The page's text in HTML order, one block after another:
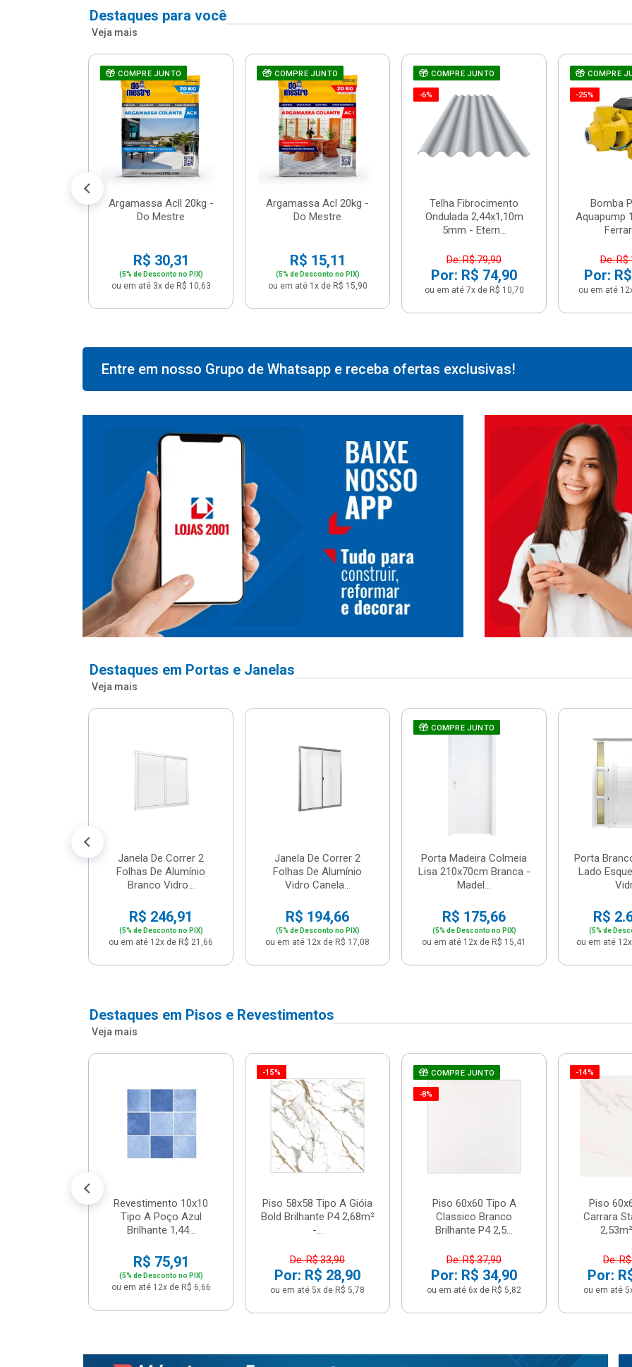
Destaques para você
Veja mais
COMPRE JUNTO
Argamassa Acll 20kg -
Do Mestre
R$ 30,31
(5% de Desconto no PIX)
ou em até 3x de R$ 10,63
COMPRE JUNTO
Argamassa Acl 20kg -
Do Mestre
R$ 15,11
(5% de Desconto no PIX)
ou em até 1x de R$ 15,90
COMPRE JUNTO
-6%
Telha Fibrocimento
Ondulada 2,44x1,10m
5mm - Etern...
De: R$ 79,90
Por: R$ 74,90
ou em até 7x de R$ 10,70
COMPRE
-25%
Bomba
Aquapump
De: R$
Por:
ou em até
Entre em nosso Grupo de Whatsapp e receba ofertas exclusivas!
Destaques em Portas e Janelas
Veja mais
Janela De Correr 2
Folhas De Alumínio
Branco Vidro...
R$ 246,91
(5% de Desconto no PIX)
ou em até 12x de R$ 21,66
Janela De Correr 2
Folhas De Alumínio
Vidro Canela...
R$ 194,66
(5% de Desconto no PIX)
ou em até 12x de R$ 17,08
COMPRE JUNTO
Porta Madeira Colmeia
Lisa 210x70cm Branca -
Madel...
R$ 175,66
(5% de Desconto no PIX)
ou em até 12x de R$ 15,41
Porta
Lado
R$
(5% de
ou em até
Destaques em Pisos e Revestimentos
Veja mais
Revestimento 10x10
Tipo A Poço Azul
Brilhante 1,44...
R$ 75,91
(5% de Desconto no PIX)
ou em até 12x de R$ 6,66
-15%
Piso 58x58 Tipo A Gióia
Bold Brilhante P4 2,68m²
-...
De: R$ 33,90
Por: R$ 28,90
ou em até 5x de R$ 5,78
COMPRE JUNTO
-8%
Piso 60x60 Tipo A
Classico Branco
Brilhante P4 2,5...
De: R$ 37,90
Por: R$ 34,90
ou em até 6x de R$ 5,82
-14%
Piso
Carrara
De:
Por:
ou em até